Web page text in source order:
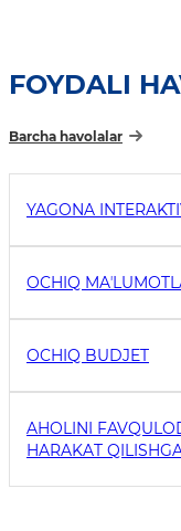
FOYDALI
Barcha havolalar
YAGONA
OCHIQ
OCHIQ BUDJET
AHOLINI
HARAKAT